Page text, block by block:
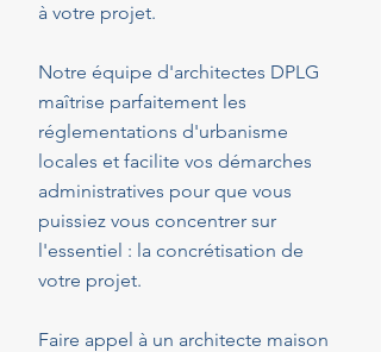
à votre projet.
Notre équipe d'architectes DPLG
maîtrise parfaitement les
réglementations d'urbanisme
locales et facilite vos démarches
administratives pour que vous
puissiez vous concentrer sur
l'essentiel : la concrétisation de
votre projet.
Faire appel à un architecte maison